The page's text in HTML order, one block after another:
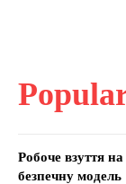
Робоче взуття
безпечну модель